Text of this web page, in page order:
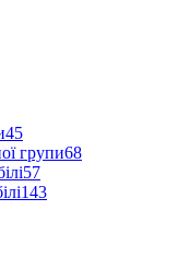
45
групи68
57
143